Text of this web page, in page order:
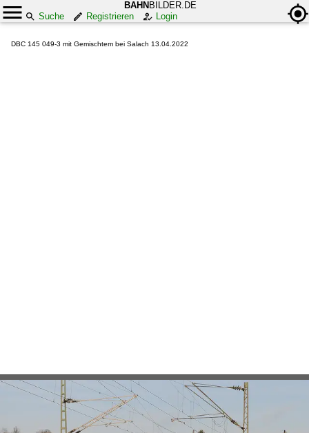
BAHN BILDER.DE
Suche
Registrieren Login
DBC 145 049-3 mit Gemischtem bei Salach 13.04.2022